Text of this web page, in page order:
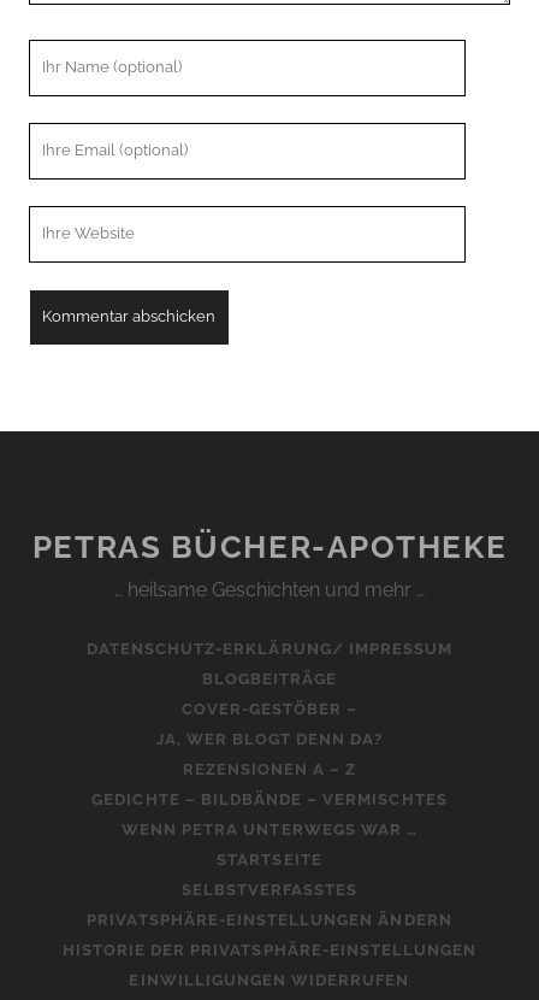
PETRAS BÜCHER-APOTHEKE
… heilsame Geschichten und mehr …
DATENSCHUTZ-ERKLÄRUNG/ IMPRESSUM
BLOGBEITRÄGE
COVER-GESTÖBER –
JA, WER BLOGT DENN DA?
REZENSIONEN A – Z
GEDICHTE – BILDBÄNDE – VERMISCHTES
WENN PETRA UNTERWEGS WAR …
STARTSEITE
SELBSTVERFASSTES
PRIVATSPHÄRE-EINSTELLUNGEN ÄNDERN
HISTORIE DER PRIVATSPHÄRE-EINSTELLUNGEN
EINWILLIGUNGEN WIDERRUFEN